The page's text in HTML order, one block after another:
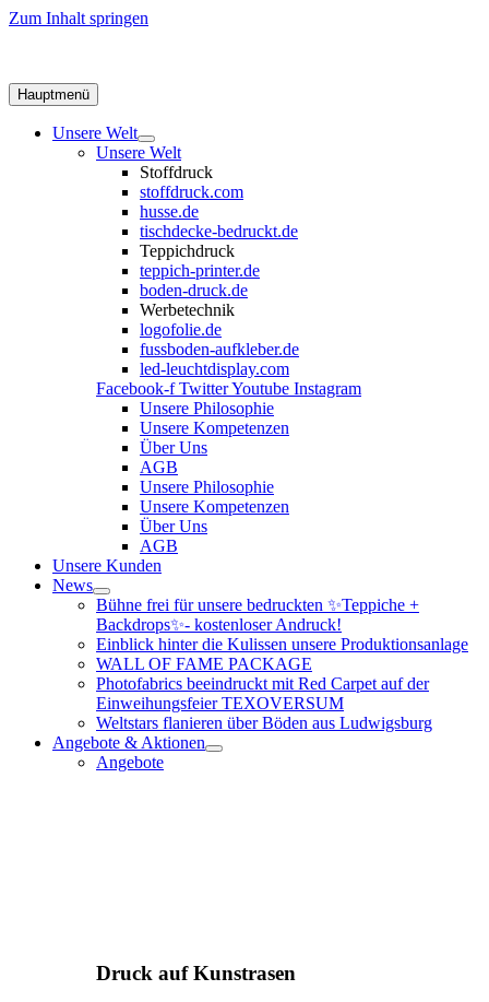
Zum Inhalt springen
Hauptmenü
Unsere Welt
Unsere Welt
Stoffdruck
stoffdruck.com
husse.de
tischdecke-bedruckt.de
Teppichdruck
teppich-printer.de
boden-druck.de
Werbetechnik
logofolie.de
fussboden-aufkleber.de
led-leuchtdisplay.com
Facebook-f TwitterYoutube Instagram
Unsere Philosophie
Unsere Kompetenzen
Über Uns
AGB
Unsere Philosophie
Unsere Kompetenzen
Über Uns
AGB
Unsere Kunden
News
Bühne frei für unsere bedruckten ✨Teppiche +
Backdrops✨- kostenloser Andruck!
Einblick hinter die Kulissen unsere Produktionsanlage
WALL OF FAME PACKAGE
Photofabrics beeindruckt mit Red Carpet auf der
Einweihungsfeier TEXOVERSUM
Weltstars flanieren über Böden aus Ludwigsburg
Angebote & Aktionen
Angebote
Druck auf Kunstrasen